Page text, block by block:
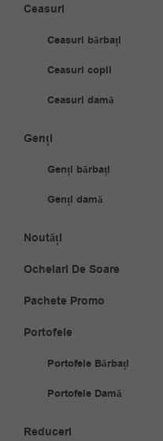
Ceasuri
Ceasuri bărbați
Ceasuri copii
Ceasuri damă
Genți
Genți bărbați
Genți damă
Noutăți
Ochelari De Soare
Pachete Promo
Portofele
Portofele Bărbați
Portofele Damă
Reduceri